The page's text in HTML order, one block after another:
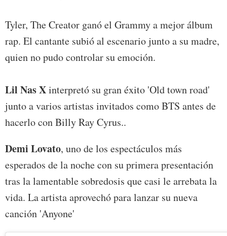
Tyler, The Creator ganó el Grammy a mejor álbum
rap. El cantante subió al escenario junto a su madre,
quien no pudo controlar su emoción.
Lil Nas Xinterpretó su gran éxito 'Old town road'
junto a varios artistas invitados como BTS antes de
hacerlo con Billy Ray Cyrus..
Demi Lovato, uno de los espectáculos más
esperados de la noche con su primera presentación
tras la lamentable sobredosis que casi le arrebata la
vida. La artista aprovechó para lanzar su nueva
canción 'Anyone'